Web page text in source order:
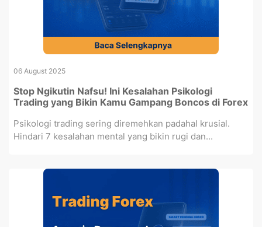
06 August 2025
Stop Ngikutin Nafsu! Ini Kesalahan Psikologi
Trading yang Bikin Kamu Gampang Boncos di Forex
Psikologi trading sering diremehkan padahal krusial.
Hindari 7 kesalahan mental yang bikin rugi dan...